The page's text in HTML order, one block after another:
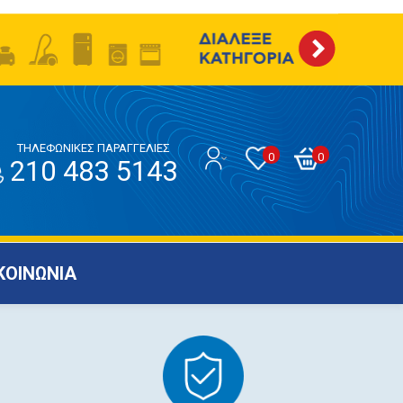
0
0
ΤΗΛΕΦΩΝΙΚΕΣ ΠΑΡΑΓΓΕΛΙΕΣ
210 483 5143